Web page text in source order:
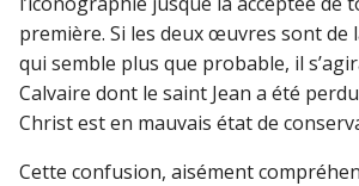
première. Si les deux œuvres sont de
qui semble plus que probable, il
Calvaire dont le saint Jean a été
Christ est en mauvais état de
Cette confusion, aisément